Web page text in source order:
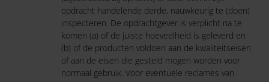
opdracht handelende derde, nauwkeurig te (doen)
inspecteren. De opdrachtgever is verplicht na te
komen (a) of de juiste hoeveelheid is geleverd en
(b) of de producten voldoen aan de kwaliteitseisen
of aan de eisen die gesteld mogen worden voor
normaal gebruik. Voor eventuele reclames van